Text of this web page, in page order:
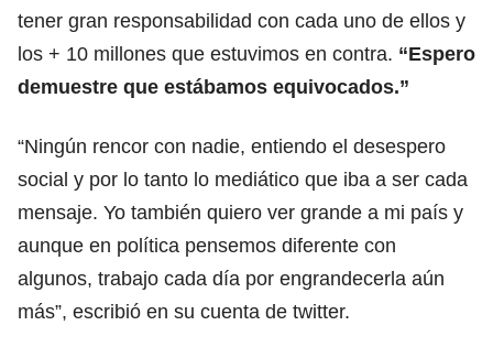
tener gran responsabilidad con cada uno de ellos y
los + 10 millones que estuvimos en contra. “Espero
demuestre que estábamos equivocados.”
“Ningún rencor con nadie, entiendo el desespero
social y por lo tanto lo mediático que iba a ser cada
mensaje. Yo también quiero ver grande a mi país y
aunque en política pensemos diferente con
algunos, trabajo cada día por engrandecerla aún
más”, escribió en su cuenta de twitter.